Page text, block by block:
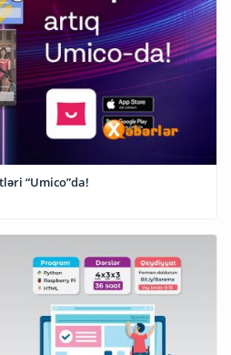
“Umico”da!